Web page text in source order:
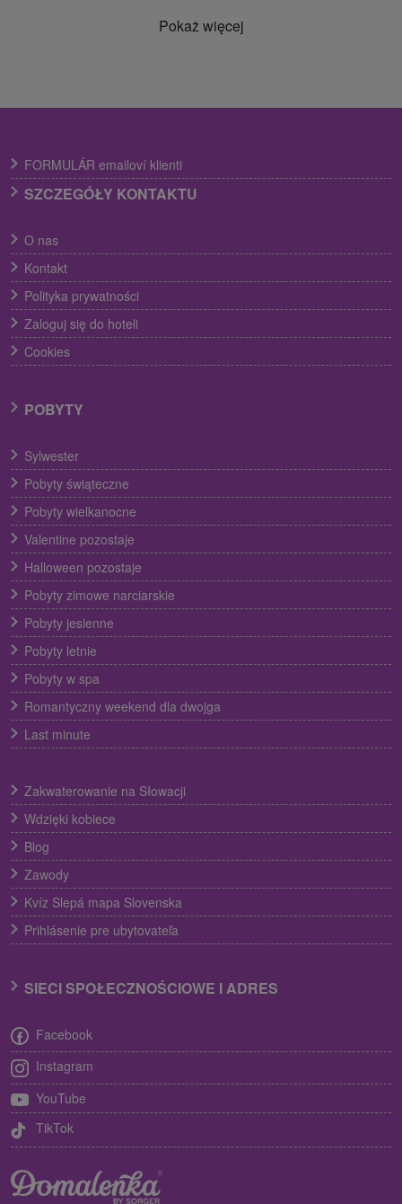
Pokaż więcej
FORMULÁR emailoví klienti
SZCZEGÓŁY KONTAKTU
O nas
Kontakt
Polityka prywatności
Zaloguj się do hoteli
Cookies
POBYTY
Sylwester
Pobyty świąteczne
Pobyty wielkanocne
Valentine pozostaje
Halloween pozostaje
Pobyty zimowe narciarskie
Pobyty jesienne
Pobyty letnie
Pobyty w spa
Romantyczny weekend dla dwojga
Last minute
Zakwaterowanie na Słowacji
Wdzięki kobiece
Blog
Zawody
Kvíz Slepá mapa Slovenska
Prihlásenie pre ubytovateľa
SIECI SPOŁECZNOŚCIOWE I ADRES
Facebook
Instagram
YouTube
TikTok